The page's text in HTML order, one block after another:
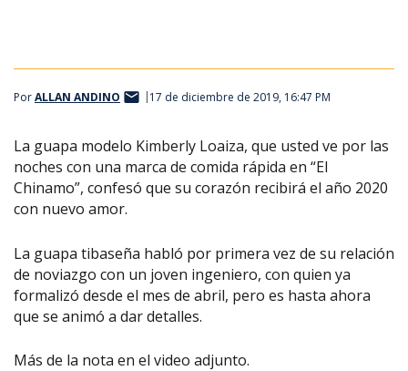
PorALLAN ANDINO 17 de diciembre de 2019, 16:47 PM
La guapa modelo Kimberly Loaiza, que usted ve por las
noches con una marca de comida rápida en “El
Chinamo”, confesó que su corazón recibirá el año 2020
con nuevo amor.
La guapa tibaseña habló por primera vez de su relación
de noviazgo con un joven ingeniero, con quien ya
formalizó desde el mes de abril, pero es hasta ahora
que se animó a dar detalles.
Más de la nota en el video adjunto.